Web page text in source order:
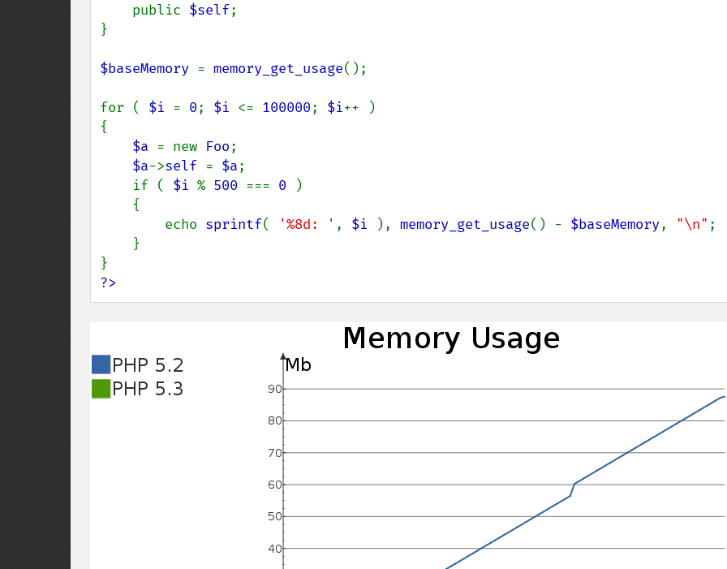
    public
$self;
}
$baseMemory = memory_get_usage();
for ( $i = 0; $i <= 100000; $i++ )
{
$a = new Foo;
$a->self = $a;
    if (
$i % 500 === 0
)
        echo
sprintf( '%8d: ' , $i ), memory_get_usage() - $baseMemory, "\n" ;
?>